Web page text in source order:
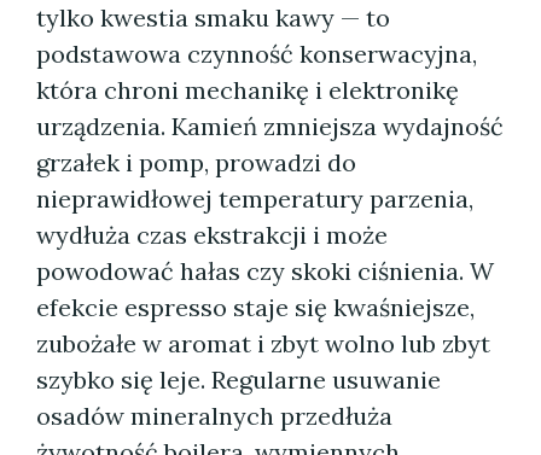
tylko kwestia smaku kawy — to
podstawowa czynność konserwacyjna,
która chroni mechanikę i elektronikę
urządzenia. Kamień zmniejsza wydajność
grzałek i pomp, prowadzi do
nieprawidłowej temperatury parzenia,
wydłuża czas ekstrakcji i może
powodować hałas czy skoki ciśnienia. W
efekcie espresso staje się kwaśniejsze,
zubożałe w aromat i zbyt wolno lub zbyt
szybko się leje. Regularne usuwanie
osadów mineralnych przedłuża